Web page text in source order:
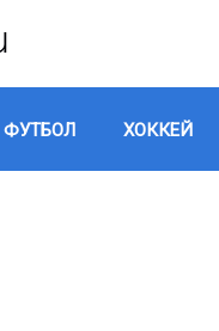
ФУТБОЛ ХОККЕЙ